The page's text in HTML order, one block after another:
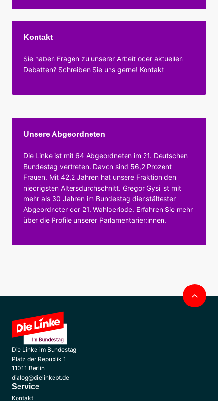
Kontakt
Sie haben Fragen zu unserer Arbeit oder aktuellen
Debatten? Schreiben Sie uns gerne! Kontakt
Unsere Abgeordneten
Die Linke ist mit 64 Abgeordneten im 21. Deutschen
Bundestag vertreten. Davon sind 56,2 Prozent
Frauen. Mit 42,2 Jahren hat unsere Fraktion den
niedrigsten Altersdurchschnitt. Gregor Gysi ist mit
mehr als 30 Jahren im Bundestag dienstältester
Abgeordneter der 21. Wahlperiode. Erfahren Sie mehr
über die Profile unserer Parlamentarier:innen.
Die Linke im Bundestag
Platz der Republik 1
11011 Berlin
dialog@dielinkebt.de
Service
Kontakt